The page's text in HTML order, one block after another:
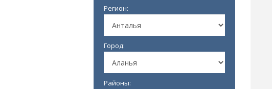
Регион:
Город:
Районы: